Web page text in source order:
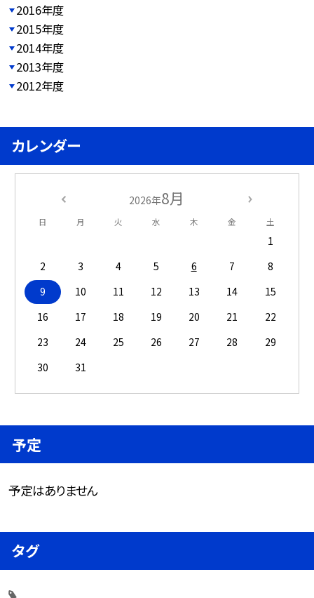
2016年度
2015年度
2014年度
2013年度
2012年度
カレンダー
2026年8月
日 月 火 水 木 金 土
1
2
3 4 5 6 7
8
9
10 11 12 13 14
15
16
17 18 19 20 21
22
23
24 25 26 27 28
29
30
31
予定
予定はありません
タグ